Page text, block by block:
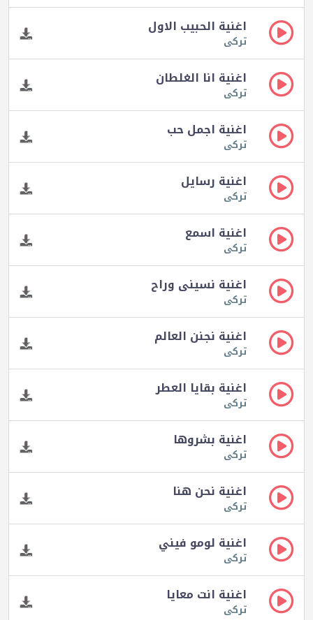
اغنية الحبيب الاول
تركى
اغنية انا الغلطان
تركى
اغنية اجمل حب
تركى
اغنية رسايل
تركى
اغنية اسمع
تركى
اغنية نسينى وراح
تركى
اغنية نجنن العالم
تركى
اغنية بقايا العطر
تركى
اغنية بشروها
تركى
اغنية نحن هنا
تركى
اغنية لومو فيني
تركى
اغنية انت معايا
تركى